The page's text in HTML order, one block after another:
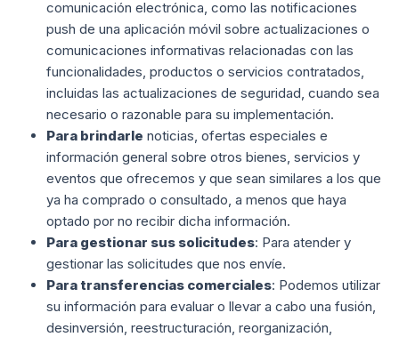
comunicación electrónica, como las notificaciones
push de una aplicación móvil sobre actualizaciones o
comunicaciones informativas relacionadas con las
funcionalidades, productos o servicios contratados,
incluidas las actualizaciones de seguridad, cuando sea
necesario o razonable para su implementación.
Para brindarle noticias, ofertas especiales e
información general sobre otros bienes, servicios y
eventos que ofrecemos y que sean similares a los que
ya ha comprado o consultado, a menos que haya
optado por no recibir dicha información.
Para gestionar sus solicitudes: Para atender y
gestionar las solicitudes que nos envíe.
Para transferencias comerciales: Podemos utilizar
su información para evaluar o llevar a cabo una fusión,
desinversión, reestructuración, reorganización,